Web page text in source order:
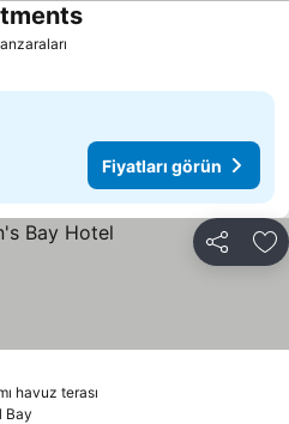
Fiyatları görün
Fiyatları görün
Paylaş
havuz terası
görün
Bay